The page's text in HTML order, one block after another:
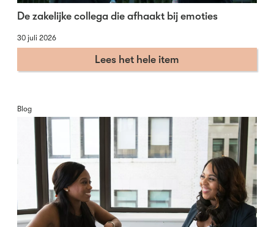
De zakelijke collega die afhaakt bij emoties
30 juli 2026
Lees het hele item
Blog